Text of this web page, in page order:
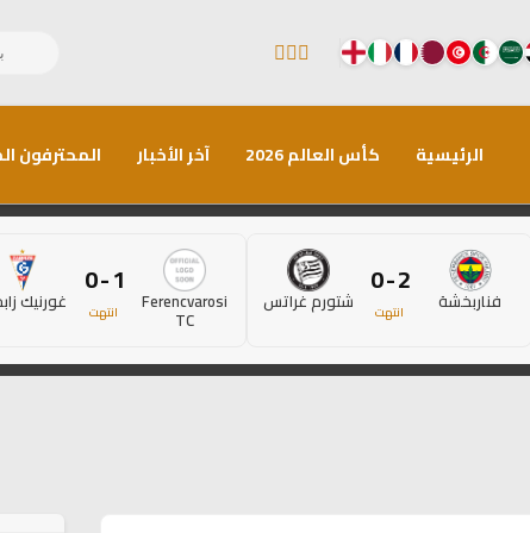
الرئيسية كأس العالم 2026 آخر الأخبار المحترفون
فناربخشة 2 - 0
انتهت شتورم غراتس Ferencvarosi
TC
1 - 0
انتهت غورنيك